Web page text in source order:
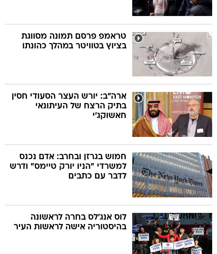
טראמפ פרסם תמונה מסווגת
בציוץ בטוויטר במהלך כהונתו
ארה"ב: יורש העצר הסעודי חסין
בתיק הרצח של העיתונאי
חאשוקג'י
חמוש בגרזן ובחרב: אדם נכנס
למשרדי "הניו יורק טיימס" ודרש
לדבר עם כתבים
לוס אנג'לס בחרה לראשונה
בהיסטוריה אישה לראשות העיר